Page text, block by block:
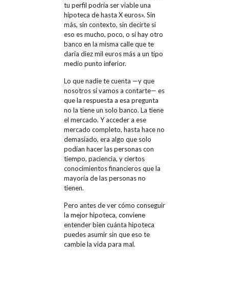
tu perfil podría ser viable una
hipoteca de hasta X euros». Sin
más, sin contexto, sin decirte si
eso es mucho, poco, o si hay otro
banco en la misma calle que te
daría diez mil euros más a un tipo
medio punto inferior.
Lo que nadie te cuenta —y que
nosotros sí vamos a contarte— es
que la respuesta a esa pregunta
no la tiene un solo banco. La tiene
el mercado. Y acceder a ese
mercado completo, hasta hace no
demasiado, era algo que solo
podían hacer las personas con
tiempo, paciencia, y ciertos
conocimientos financieros que la
mayoría de las personas no
tienen.
Pero antes de ver cómo conseguir
la mejor hipoteca, conviene
entender bien cuánta hipoteca
puedes asumir sin que eso te
cambie la vida para mal.